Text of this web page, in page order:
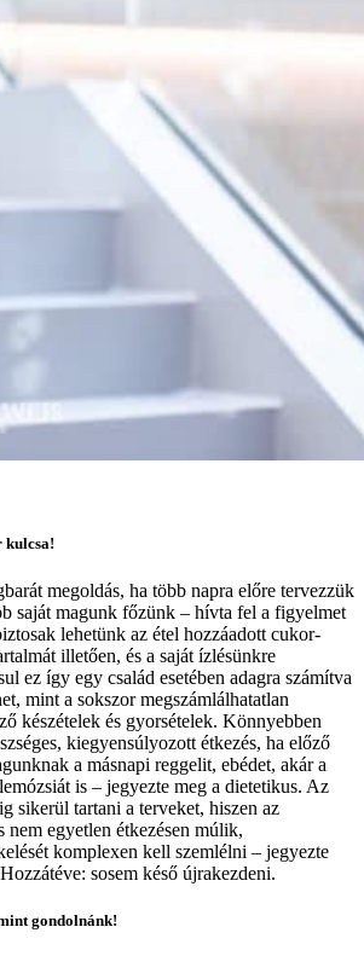
kulcsa!
megoldás, ha több napra előre tervezzük
saját magunk főzünk – hívta fel a figyelmet
lehetünk az étel hozzáadott cukor-
illetően, és a saját ízlésünkre
ez így egy család esetében adagra számítva
mint a sokszor megszámlálhatatlan
készételek és gyorsételek. Könnyebben
kiegyensúlyozott étkezés, ha előző
a másnapi reggelit, ebédet, akár a
is – jegyezte meg a dietetikus. Az
sikerül tartani a terveket, hiszen az
nem egyetlen étkezésen múlik,
komplexen kell szemlélni – jegyezte
sosem késő újrakezdeni.
gondolnánk!